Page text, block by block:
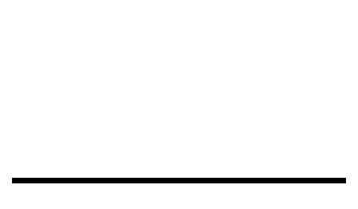
โทรคมนาคมอย่าง HUAWEI, ผู้ผลิตรถยนต์พลังงานไฟฟ้า